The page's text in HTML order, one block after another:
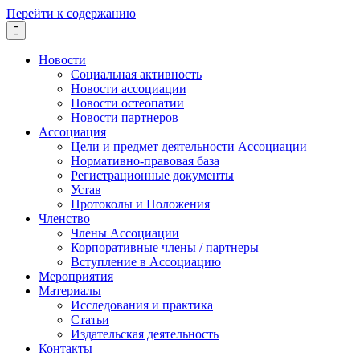
Перейти к содержанию

Новости
Социальная активность
Новости ассоциации
Новости остеопатии
Новости партнеров
Ассоциация
Цели и предмет деятельности Ассоциации
Нормативно-правовая база
Регистрационные документы
Устав
Протоколы и Положения
Членство
Члены Ассоциации
Корпоративные члены / партнеры
Вступление в Ассоциацию
Мероприятия
Материалы
Исследования и практика
Статьи
Издательская деятельность
Контакты